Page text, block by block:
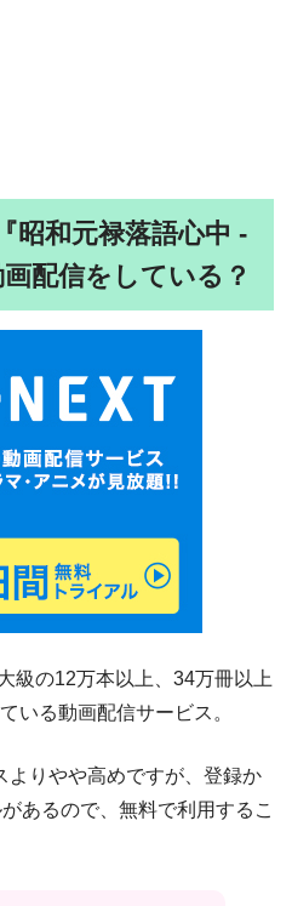
昭和元禄落語心中 -
配信をしている？
級の12万本以上、34万冊以上
いる動画配信サービス。
よりやや高めですが、登録か
あるので、無料で利用するこ